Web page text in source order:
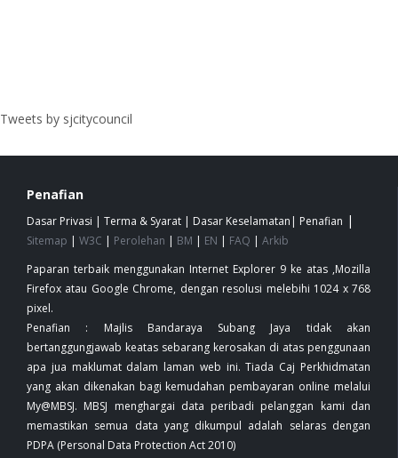
Tweets by sjcitycouncil
Penafian
Dasar Privasi | Terma & Syarat | Dasar Keselamatan | Penafian |
Sitemap | W3C | Perolehan | BM | EN | FAQ | Arkib
Paparan terbaik menggunakan Internet Explorer 9 ke atas ,Mozilla
Firefox atau Google Chrome, dengan resolusi melebihi 1024 x 768
pixel.
Penafian : Majlis Bandaraya Subang Jaya tidak akan
bertanggungjawab keatas sebarang kerosakan di atas penggunaan
apa jua maklumat dalam laman web ini. Tiada Caj Perkhidmatan
yang akan dikenakan bagi kemudahan pembayaran online melalui
My@MBSJ. MBSJ menghargai data peribadi pelanggan kami dan
memastikan semua data yang dikumpul adalah selaras dengan
PDPA (Personal Data Protection Act 2010)